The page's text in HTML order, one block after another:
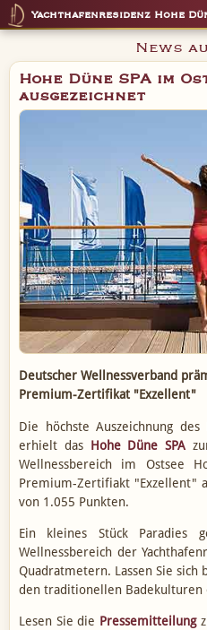
Yachthafenresidenz Hohe
News
Hohe Düne SPA im
ausgezeichnet
Deutscher Wellnessverband
Premium-Zertifikat "Exzellent"
Die höchste Auszeichnung des
erhielt das Hohe Düne SPA
Wellnessbereich im Ostsee
Premium-Zertifiakt "Exzellent"
von 1.055 Punkten.
Ein kleines Stück Paradies
Wellnessbereich der
Quadratmetern. Lassen Sie
den traditionellen
Lesen Sie die Pressemitteilung